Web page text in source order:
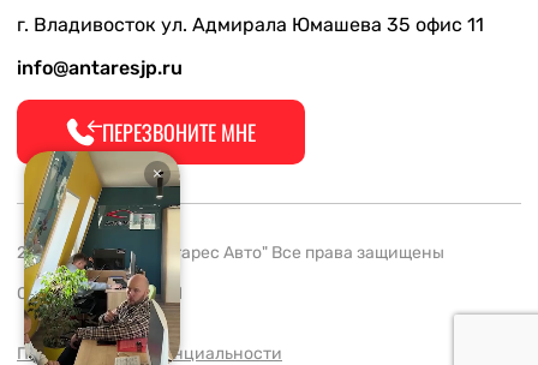
г. Владивосток ул. Адмирала Юмашева 35 офис 11
info@antaresjp.ru
ПЕРЕЗВОНИТЕ МНЕ
2008-2026 ООО "Антарес Авто" Все права защищены
ОГРН 1132537005061
Политика конфиденциальности